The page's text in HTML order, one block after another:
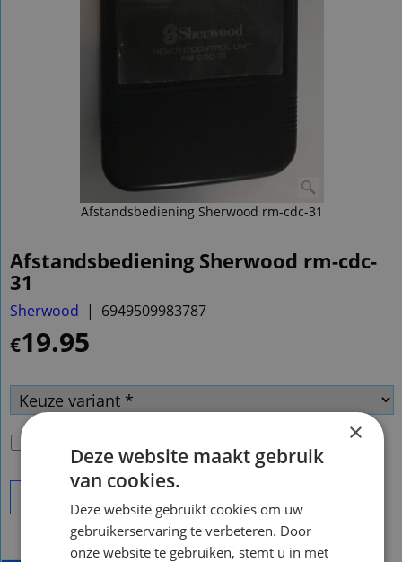
Afstandsbediening Sherwood rm-cdc-31
Afstandsbediening Sherwood rm-cdc-
31
Sherwood 6949509983787
€19.95
Bestel
×
Deze website maakt gebruik
van cookies.
Deze website gebruikt cookies om uw
gebruikerservaring te verbeteren. Door
onze website te gebruiken, stemt u in met